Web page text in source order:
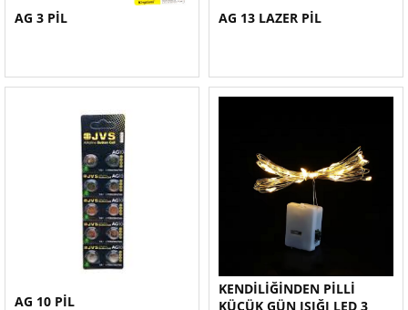
AG 3 PİL AG 13 LAZER PİL
AG 10 PİL
KENDİLİĞİNDEN PİLLİ
KÜÇÜK GÜN IŞIĞI LED 3